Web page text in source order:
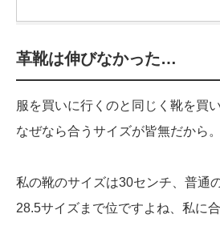
革靴は伸びなかった…
服を買いに行くのと同じく靴を買
なぜなら合うサイズが皆無だから。
私の靴のサイズは30センチ、普通
28.5サイズまで位ですよね、私に